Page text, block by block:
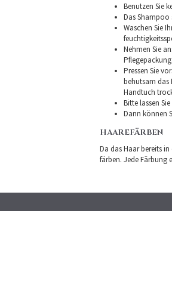
Benutzen Sie
Das Shampoo
Waschen Sie
Nehmen Sie
Pflegepackung.
Pressen Sie
behutsam das
Handtuch
Bitte lassen
Dann können
HAAREFÄRBEN
Da das Haar bereits
färben. Jede Färbung